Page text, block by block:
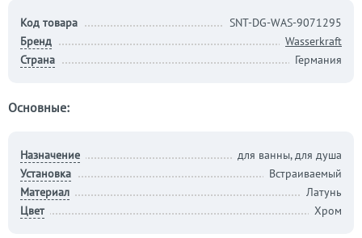
Код товара
SNT-DG-WAS-9071295
Бренд
Wasserkraft
Страна
Германия
Основные:
Назначение
для ванны, для душа
Установка
Встраиваемый
Материал
Латунь
Цвет
Хром